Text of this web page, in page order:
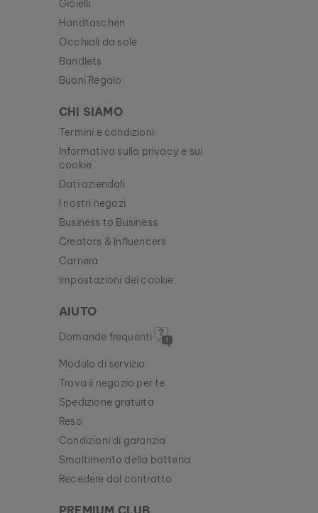
Gioielli
Handtaschen
Occhiali da sole
Bandlets
Buoni Regalo
CHI SIAMO
Termini e condizioni
Informativa sulla privacy e sui
cookie
Dati aziendali
I nostri negozi
Business to Business
Creators & Influencers
Carriera
Impostazioni dei cookie
AIUTO
Domande frequenti
Modulo di servizio
Trova il negozio per te
Spedizione gratuita
Reso
Condizioni di garanzia
Smaltimento della batteria
Recedere dal contratto
PREMIUM CLUB